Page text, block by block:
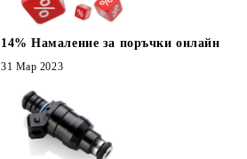
14% Намаление за поръчки онлайн
31 Мар 2023